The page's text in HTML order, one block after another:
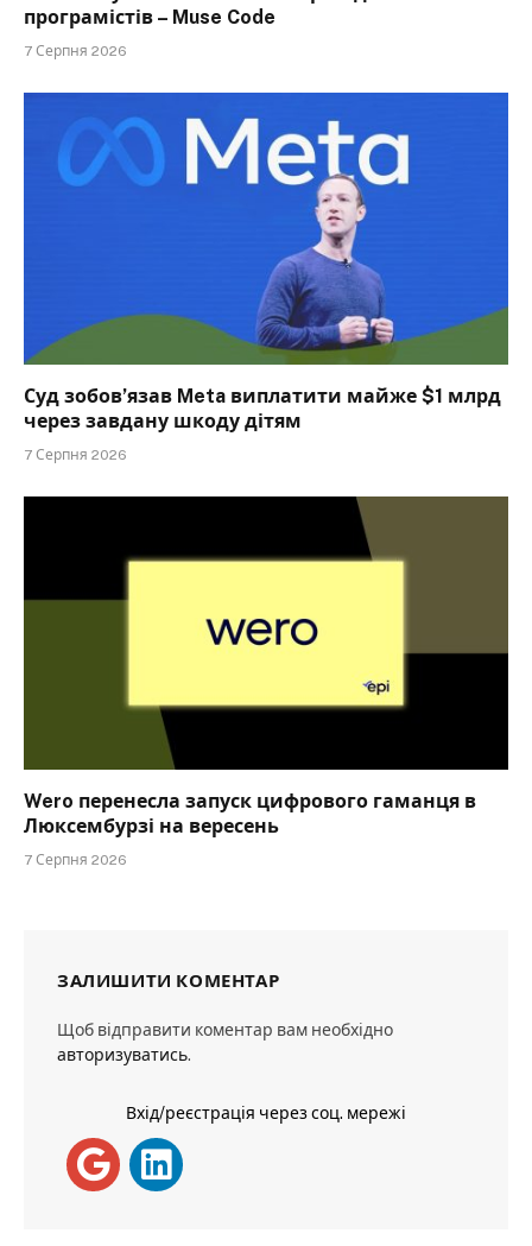
програмістів – Muse Code
7 Серпня 2026
Суд зобов’язав Meta виплатити майже $1 млрд
через завдану шкоду дітям
7 Серпня 2026
Wero перенесла запуск цифрового гаманця в
Люксембурзі на вересень
7 Серпня 2026
ЗАЛИШИТИ КОМЕНТАР
Щоб відправити коментар вам необхідно
авторизуватись.
Вхід/реєстрація через соц. мережі